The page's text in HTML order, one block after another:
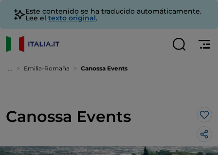
Este contenido se ha traducido automáticamente.
Lee el texto original.
... Emilia-Romaña Canossa Events
Canossa Events Me